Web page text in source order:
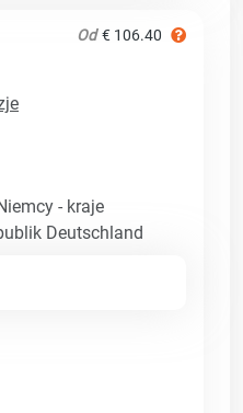
Od € 106.40
- kraje
Deutschland